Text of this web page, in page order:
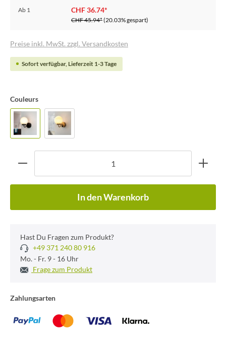
Ab 1 CHF 36.74*
CHF 45.94*(20.03% gespart)
Preise inkl. MwSt. zzgl. Versandkosten
Sofort verfügbar, Lieferzeit 1-3 Tage
Couleurs
In den Warenkorb
Hast Du Fragen zum Produkt?
+49 371 240 80 916
Mo. - Fr. 9 - 16 Uhr
Frage zum Produkt
Zahlungsarten